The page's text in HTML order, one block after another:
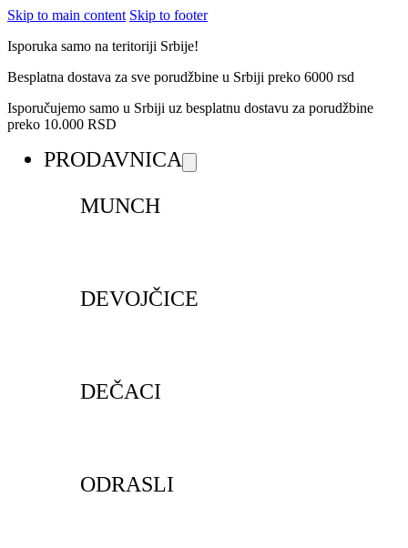
Skip to main content Skip to footer
Isporuka samo na teritoriji Srbije!
Besplatna dostava za sve porudžbine u Srbiji preko 6000 rsd
Isporučujemo samo u Srbiji uz besplatnu dostavu za porudžbine
preko 10.000 RSD
PRODAVNICA
MUNCH
DEVOJČICE
DEČACI
ODRASLI